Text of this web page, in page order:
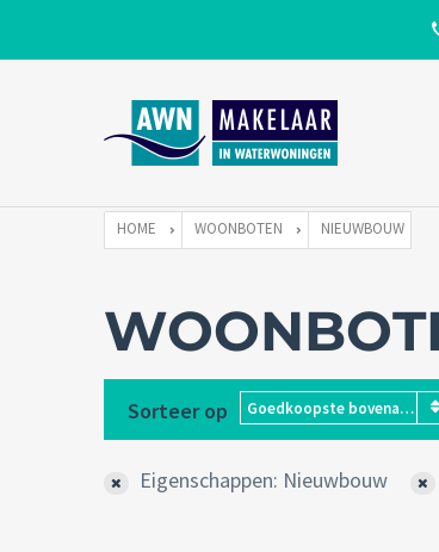
HOME WOONBOTEN NIEUWBOUW
Sorteer op Goedkoopste bovenaan
Eigenschappen: Nieuwbouw